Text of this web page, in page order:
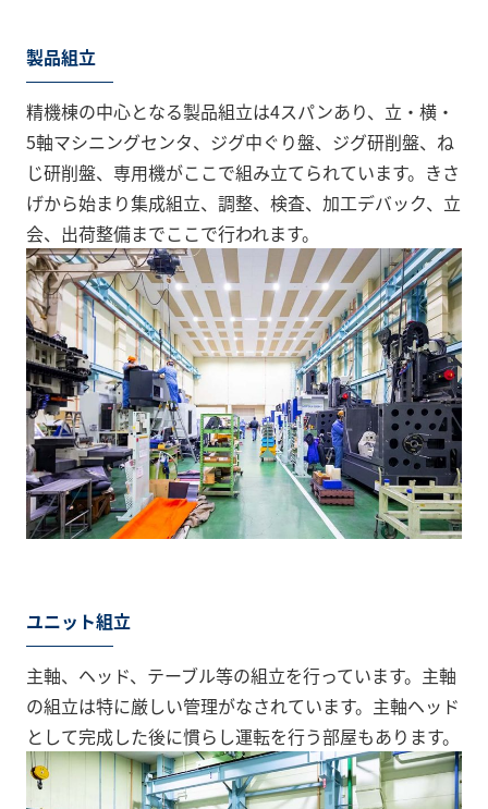
製品組立
精機棟の中心となる製品組立は4スパンあり、立・横・
5軸マシニングセンタ、ジグ中ぐり盤、ジグ研削盤、ね
じ研削盤、専用機がここで組み立てられています。きさ
げから始まり集成組立、調整、検査、加工デバック、立
会、出荷整備までここで行われます。
ユニット組立
主軸、ヘッド、テーブル等の組立を行っています。主軸
の組立は特に厳しい管理がなされています。主軸ヘッド
として完成した後に慣らし運転を行う部屋もあります。